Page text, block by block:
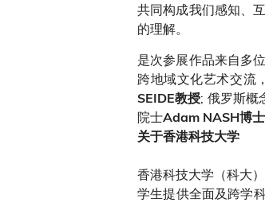
共同构成我们感知、
的理解。
是次参展作品来自多
跨地域文化艺术交流
SEIDE教授; 俄罗斯概
院士Adam NASH博士
关于香港科技大学
香港科技大学（科大
学生提供全面及跨学